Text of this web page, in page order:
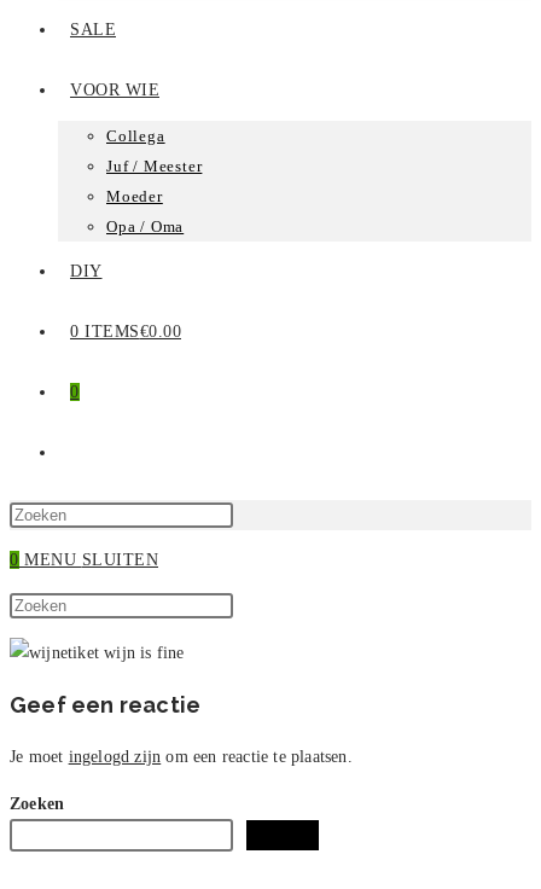
SALE
VOOR WIE
Collega
Juf / Meester
Moeder
Opa / Oma
DIY
0 ITEMS€0.00
0
ZOEKEN
0 MENU SLUITEN
Zoek
op
site
zoekpaneel
sluiten.
Geef een reactie
Je moet ingelogd zijn om een reactie te plaatsen.
Zoeken